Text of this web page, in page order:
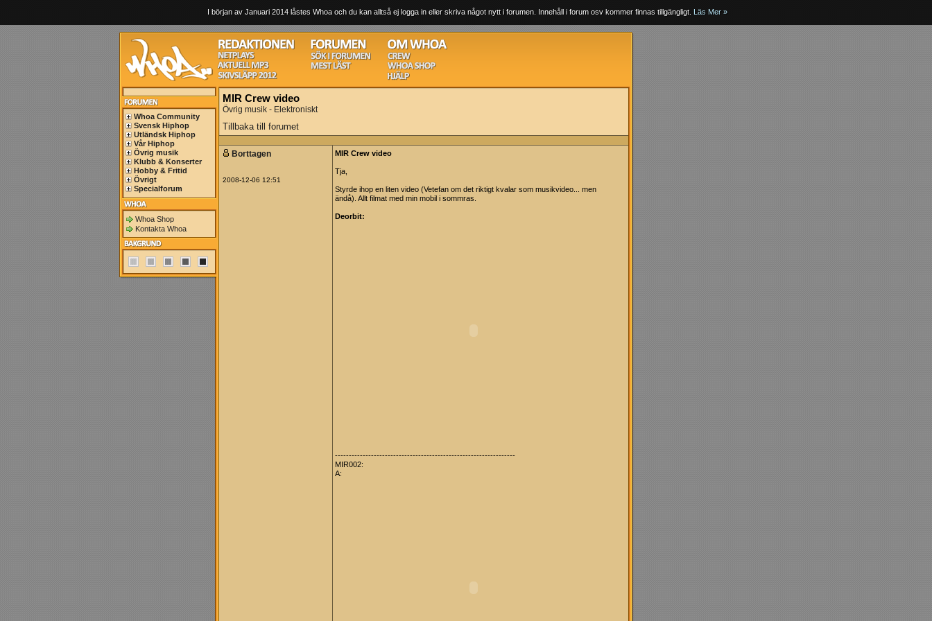
I början av Januari 2014 låstes Whoa och du kan alltså ej logga in eller skriva något nytt i forumen. Innehåll i forum osv kommer finnas tillgängligt. Läs Mer »
Whoa Community
Svensk Hiphop
Utländsk Hiphop
Vår Hiphop
Övrig musik
Klubb & Konserter
Hobby & Fritid
Övrigt
Specialforum
Whoa Shop
Kontakta Whoa
MIR Crew video
Övrig musik - Elektroniskt
Tillbaka till forumet
Borttagen
2008-12-06 12:51
MIR Crew video
Tja,
Styrde ihop en liten video (Vetefan om det riktigt kvalar som musikvideo... men
ändå). Allt filmat med min mobil i sommras.
Deorbit:
-----------------------------------------------------------------
MIR002:
A: